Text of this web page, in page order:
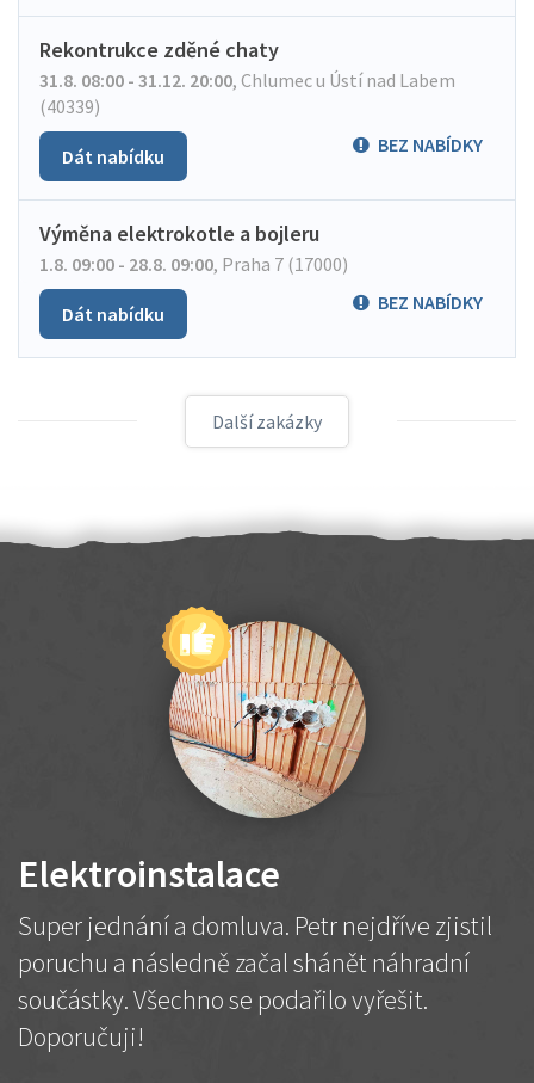
Rekontrukce zděné chaty
31.8. 08:00 - 31.12. 20:00, Chlumec u Ústí nad Labem
(40339)
BEZ NABÍDKY
Dát nabídku
Výměna elektrokotle a bojleru
1.8. 09:00 - 28.8. 09:00, Praha 7 (17000)
BEZ NABÍDKY
Dát nabídku
Další zakázky
Elektroinstalace
Super jednání a domluva. Petr nejdříve zjistil
poruchu a následně začal shánět náhradní
součástky. Všechno se podařilo vyřešit.
Doporučuji!